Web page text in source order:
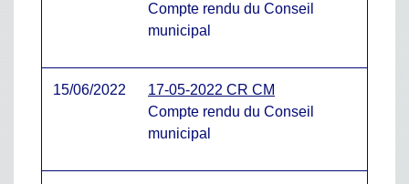
Compte rendu du Conseil
municipal
15/06/2022
17-05-2022 CR CM
Compte rendu du Conseil
municipal